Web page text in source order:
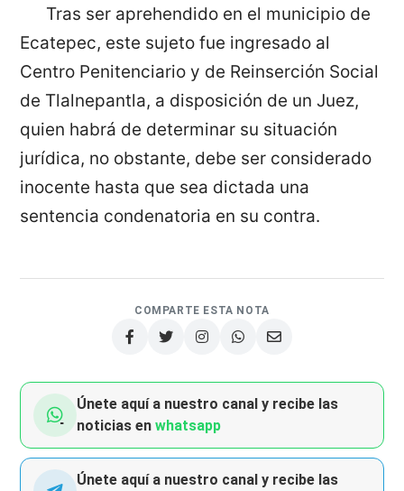
Tras ser aprehendido en el municipio de
Ecatepec, este sujeto fue ingresado al
Centro Penitenciario y de Reinserción Social
de Tlalnepantla, a disposición de un Juez,
quien habrá de determinar su situación
jurídica, no obstante, debe ser considerado
inocente hasta que sea dictada una
sentencia condenatoria en su contra.
COMPARTE ESTA NOTA
Únete aquí a nuestro canal y recibe las
noticias enwhatsapp
Únete aquí a nuestro canal y recibe las